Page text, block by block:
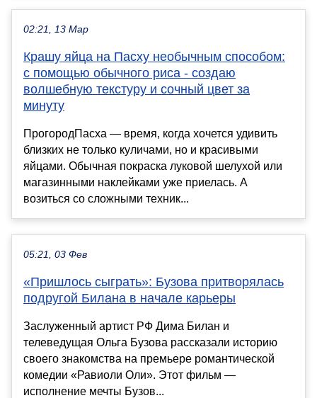
02:21, 13 Мар
Крашу яйца на Пасху необычным способом:
с помощью обычного риса - создаю
волшебную текстуру и сочный цвет за
минуту
ПрогородПасха — время, когда хочется удивить
близких не только куличами, но и красивыми
яйцами. Обычная покраска луковой шелухой или
магазинными наклейками уже приелась. А
возиться со сложными техник...
05:21, 03 Фев
«Пришлось сыграть»: Бузова притворялась
подругой Билана в начале карьеры
Заслуженный артист РФ Дима Билан и
телеведущая Ольга Бузова рассказали историю
своего знакомства на премьере романтической
комедии «Равиоли Оли». Этот фильм —
исполнение мечты Бузов...